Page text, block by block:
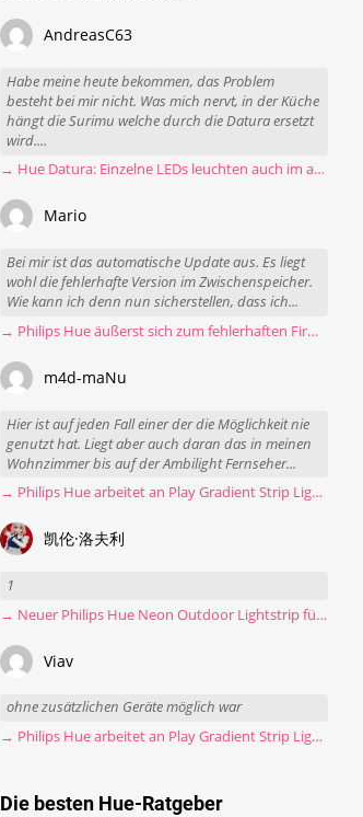
AndreasC63
Habe meine heute bekommen, das Problem
besteht bei mir nicht. Was mich nervt, in der Küche
hängt die Surimu welche durch die Datura ersetzt
wird....
→ Hue Datura: Einzelne LEDs leuchten auch im ausgeschalteten Zustand
Mario
Bei mir ist das automatische Update aus. Es liegt
wohl die fehlerhafte Version im Zwischenspeicher.
Wie kann ich denn nun sicherstellen, dass ich...
→ Philips Hue äußerst sich zum fehlerhaften Firmware-Update
m4d-maNu
Hier ist auf jeden Fall einer der die Möglichkeit nie
genutzt hat. Liegt aber auch daran das in meinen
Wohnzimmer bis auf der Ambilight Fernseher...
→ Philips Hue arbeitet an Play Gradient Strip Light Pro
凯伦·洛夫利
1
→ Neuer Philips Hue Neon Outdoor Lightstrip für 130 Euro
Viav
ohne zusätzlichen Geräte möglich war
→ Philips Hue arbeitet an Play Gradient Strip Light Pro
Die besten Hue-Ratgeber